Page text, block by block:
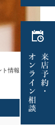
ト情報